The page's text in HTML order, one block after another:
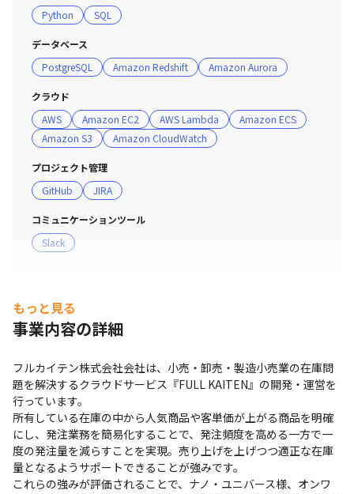
Python SQL
データベース
PostgreSQL
Amazon Redshift Amazon Aurora
クラウド
AWS
Amazon EC2 AWS Lambda
Amazon ECS
Amazon S3
Amazon CloudWatch
プロジェクト管理
GitHub
JIRA
コミュニケーションツール
Slack
もっと見る
事業内容の詳細
フルカイテン株式会社会社は、小売・卸売・製造小売業の在庫問
題を解決するクラウドサービス『FULL KAITEN』の開発・運営を
行っています。
所有している在庫の中から人気商品や客単価が上がる商品を明確
にし、発注業務を簡易化することで、発注頻度を高める一方で一
度の発注量を減らすことを実現。売り上げを上げつつ適正な在庫
量となるようサポートできることが強みです。
これらの強みが評価されることで、ナノ・ユニバース様、オンワ